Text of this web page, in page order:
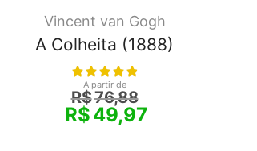
Vincent van Gogh
A Colheita (1888)
A partir de
R$76,88
R$49,97